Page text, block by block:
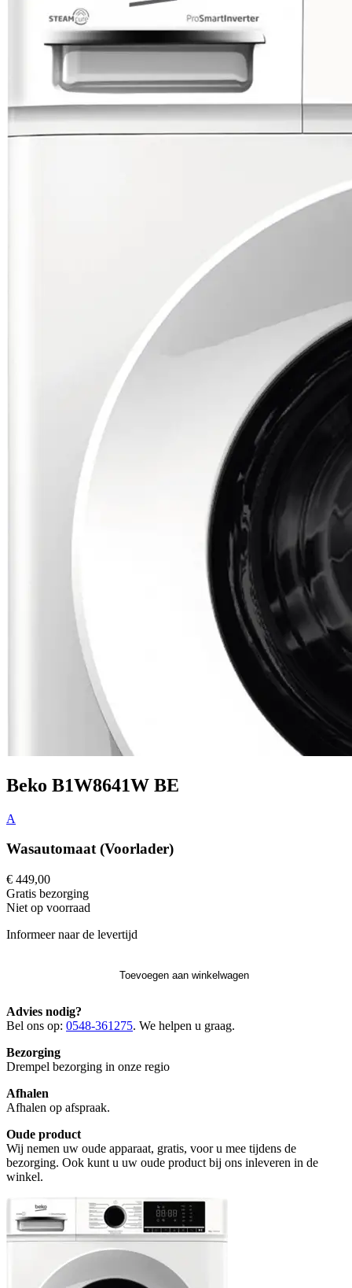
Beko B1W8641W BE
A
Wasautomaat (Voorlader)
€ 449,00
Gratis bezorging
Niet op voorraad
Informeer naar de levertijd
Toevoegen aan winkelwagen
Advies nodig?
Bel ons op: 0548-361275. We helpen u graag.
Bezorging
Drempel bezorging in onze regio
Afhalen
Afhalen op afspraak.
Oude product
Wij nemen uw oude apparaat, gratis, voor u mee tijdens de
bezorging. Ook kunt u uw oude product bij ons inleveren in de
winkel.